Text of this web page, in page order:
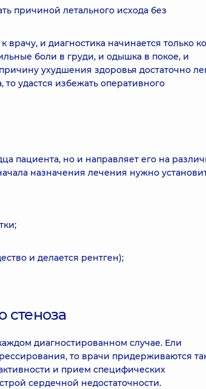
причиной летального исхода без
и диагностика начинается только
боли в груди, и одышка в покое, и
ухудшения здоровья достаточно
удастся избежать оперативного
пациента, но и направляет его на
назначения лечения нужно
и делается рентген);
диагностированном случае. Ели
то врачи придерживаются
и прием специфических
сердечной недостаточности.